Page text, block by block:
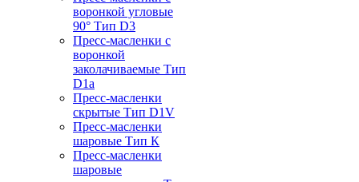
воронкой угловые
90° Тип D3
Пресс-масленки с
воронкой
заколачиваемые Тип
D1a
Пресс-масленки
скрытые Тип D1V
Пресс-масленки
шаровые Тип К
Пресс-масленки
шаровые